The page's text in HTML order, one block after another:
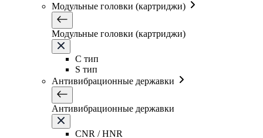
Модульные головки (картриджи)
Модульные головки (картриджи)
C тип
S тип
Антивибрационные державки
Антивибрационные державки
CNR / HNR